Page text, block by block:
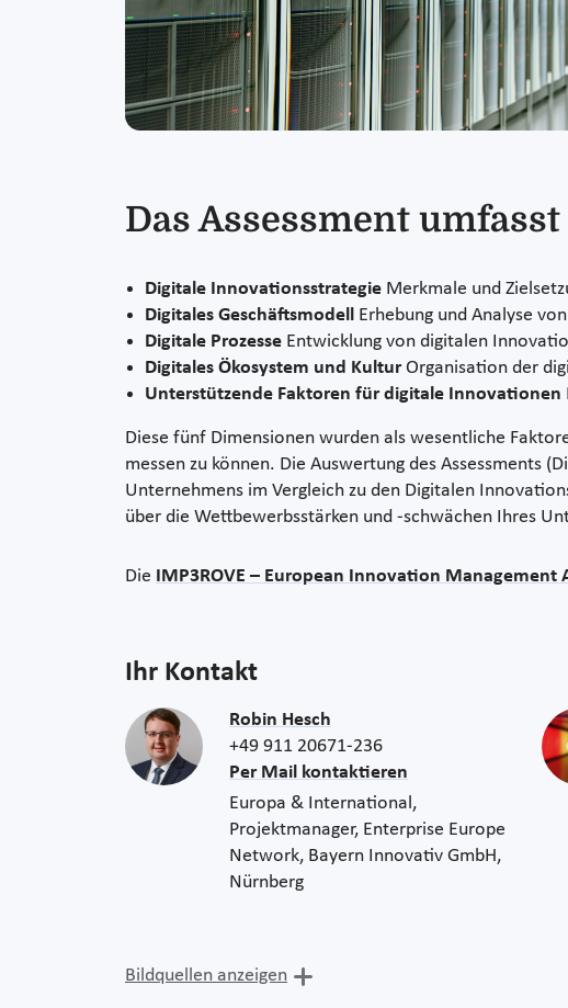
Das Assessment
Digitale Innovationsstrategie Merkmale und
Digitales Geschäftsmodell Erhebung und Analyse
Digitale Prozesse Entwicklung von digitalen
Digitales Ökosystem und KulturOrganisation der
Unterstützende Faktoren für digitale Innovationen
Diese fünf Dimensionen wurden als wesentliche
messen zu können. Die Auswertung des Assessments
Unternehmens im Vergleich zu den Digitalen
über die Wettbewerbsstärken und -schwächen Ihres
Die IMP3ROVE – European Innovation Management
Ihr Kontakt
Robin Hesch
+49 911 20671-236
Per Mail kontaktieren
Europa & International,
Projektmanager, Enterprise Europe
Network, Bayern Innovativ GmbH,
Nürnberg
Bildquellen anzeigen